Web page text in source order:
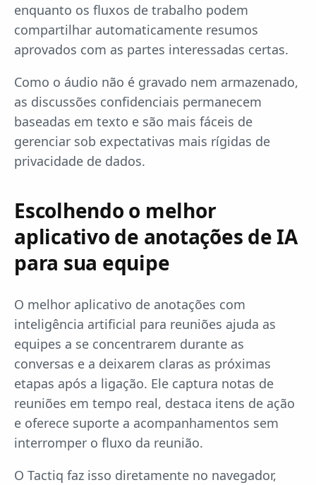
enquanto os fluxos de trabalho podem
compartilhar automaticamente resumos
aprovados com as partes interessadas certas.
Como o áudio não é gravado nem armazenado,
as discussões confidenciais permanecem
baseadas em texto e são mais fáceis de
gerenciar sob expectativas mais rígidas de
privacidade de dados.
Escolhendo o melhor
aplicativo de anotações de IA
para sua equipe
O melhor aplicativo de anotações com
inteligência artificial para reuniões ajuda as
equipes a se concentrarem durante as
conversas e a deixarem claras as próximas
etapas após a ligação. Ele captura notas de
reuniões em tempo real, destaca itens de ação
e oferece suporte a acompanhamentos sem
interromper o fluxo da reunião.
O Tactiq faz isso diretamente no navegador,